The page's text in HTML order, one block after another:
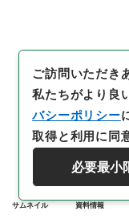
サムネイル 資料情報
ご訪問いただき
私たちがより良
バシーポリシー
取得と利用に同
必要最小